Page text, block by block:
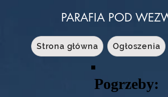
Strona główna Ogłoszenia
Pogrzeby:
PARAFIA POD